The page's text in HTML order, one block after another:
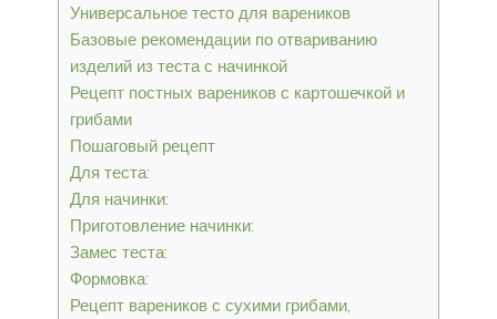
Универсальное тесто для вареников
Базовые рекомендации по отвариванию
изделий из теста с начинкой
Рецепт постных вареников с картошечкой и
грибами
Пошаговый рецепт
Для теста:
Для начинки:
Приготовление начинки:
Замес теста:
Формовка:
Рецепт вареников с сухими грибами,